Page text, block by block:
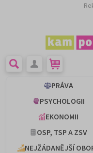
PRÁVA
PSYCHOLOGII
EKONOMII
OSP, TSP A ZSV
NEJŽÁDANĚJŠÍ